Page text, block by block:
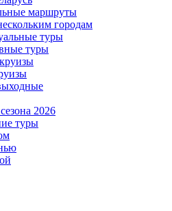
маршруты
городам
туры
туры
2026
туры